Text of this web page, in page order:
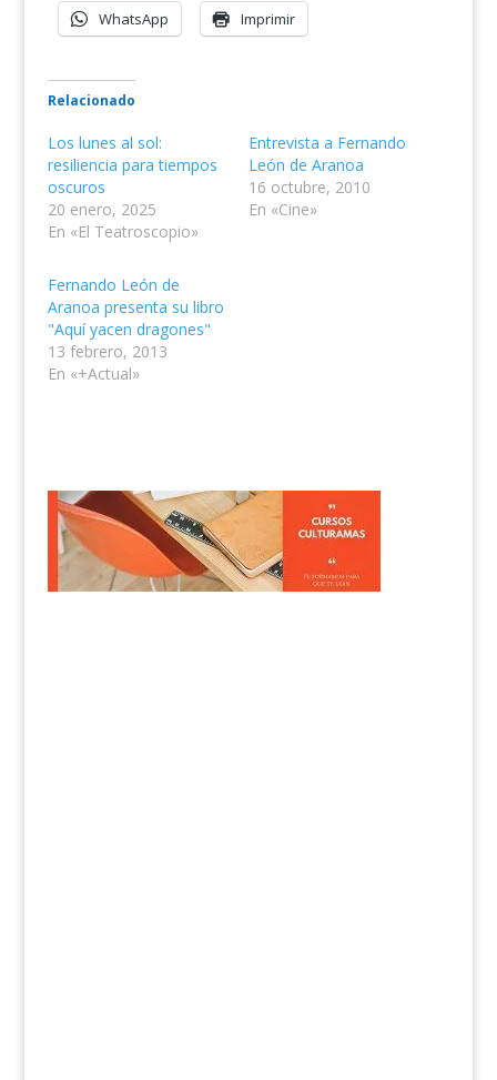
WhatsApp Imprimir
Relacionado
Los lunes al sol:
resiliencia para tiempos
oscuros
20 enero, 2025
En «El Teatroscopio»
Entrevista a Fernando
León de Aranoa
16 octubre, 2010
En «Cine»
Fernando León de
Aranoa presenta su libro
"Aquí yacen dragones"
13 febrero, 2013
En «+Actual»